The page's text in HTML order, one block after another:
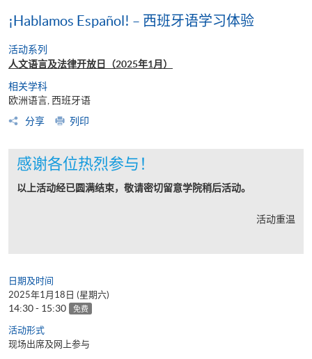
¡Hablamos Español! – 西班牙语学习体验
活动系列
人文语言及法律开放日（2025年1月）
相关学科
欧洲语言, 西班牙语
分享
列印
感谢各位热烈参与！
以上活动经已圆满结束，敬请密切留意学院稍后活动。
活动重温
日期及时间
2025年1月18日 (星期六)
14:30 - 15:30 免费
活动形式
现场出席及网上参与